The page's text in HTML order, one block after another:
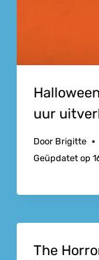
uur
Door Brigitte
Geüpdatet op
The